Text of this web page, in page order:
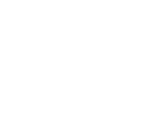
LED,
AUTOM.